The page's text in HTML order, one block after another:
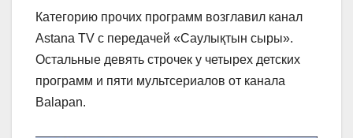
Категорию прочих программ возглавил канал
Astana TV с передачей «Саулықтын сыры».
Остальные девять строчек у четырех детских
программ и пяти мультсериалов от канала
Balapan.